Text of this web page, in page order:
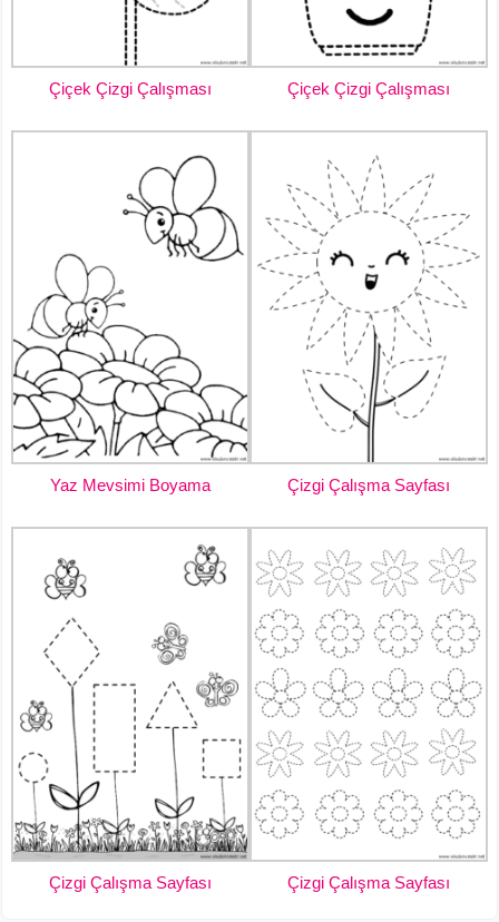
Çiçek Çizgi Çalışması Çiçek Çizgi Çalışması
Yaz Mevsimi Boyama Çizgi Çalışma Sayfası
Çizgi Çalışma Sayfası Çizgi Çalışma Sayfası